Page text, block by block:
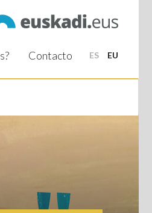
ES EU
Contacto